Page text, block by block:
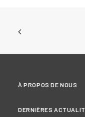
À PROPOS DE NOUS
DERNIÈRES